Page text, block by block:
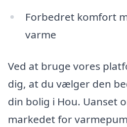
Forbedret komfort
varme
Ved at bruge vores
dig, at du vælger den
din bolig i Hou. Uanset
markedet for